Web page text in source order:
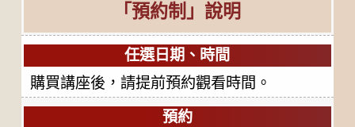
「預約制」說明
任選日期、時間
購買講座後，請提前預約觀看時間。
預約